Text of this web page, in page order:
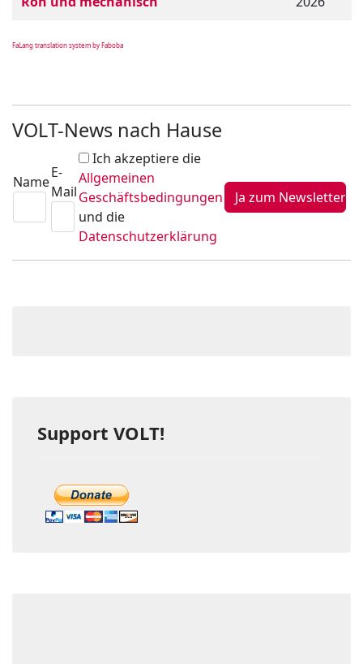
FaLang translation system by Faboba
VOLT-News nach Hause
Name
E-
Mail
Ich akzeptiere die
Allgemeinen
Geschäftsbedingungen
und die
Datenschutzerklärung
Support VOLT!